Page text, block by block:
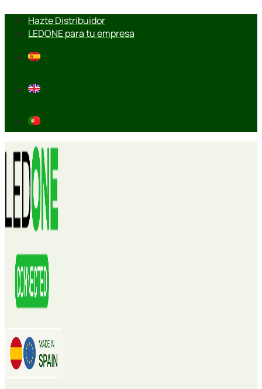
contenido
Hazte Distribuidor
LEDONE para tu empresa